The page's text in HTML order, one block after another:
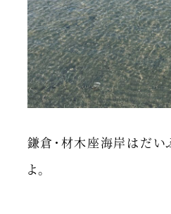
鎌倉・材木座海岸はだい
よ。